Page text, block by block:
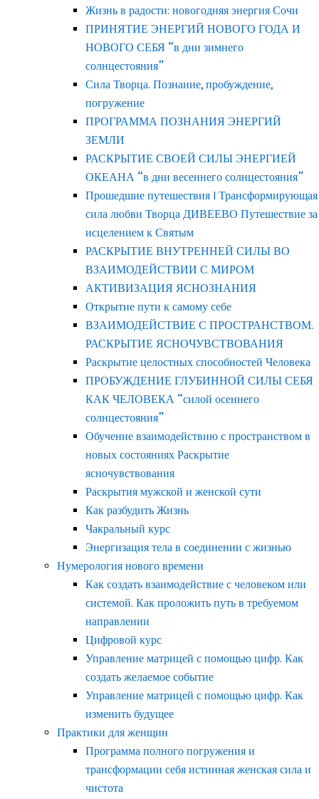
Жизнь в радости: новогодняя энергия Сочи
ПРИНЯТИЕ ЭНЕРГИЙ НОВОГО ГОДА И
НОВОГО СЕБЯ “в дни зимнего
солнцестояния”
Сила Творца. Познание, пробуждение,
погружение
ПРОГРАММА ПОЗНАНИЯ ЭНЕРГИЙ
ЗЕМЛИ
РАСКРЫТИЕ СВОЕЙ СИЛЫ ЭНЕРГИЕЙ
ОКЕАНА “в дни весеннего солнцестояния”
Прошедшие путешествия | Трансформирующая
сила любви Творца ДИВЕЕВО Путешествие за
исцелением к Святым
РАСКРЫТИЕ ВНУТРЕННЕЙ СИЛЫ ВО
ВЗАИМОДЕЙСТВИИ С МИРОМ
АКТИВИЗАЦИЯ ЯСНОЗНАНИЯ
Открытие пути к самому себе
ВЗАИМОДЕЙСТВИЕ С ПРОСТРАНСТВОМ.
РАСКРЫТИЕ ЯСНОЧУВСТВОВАНИЯ
Раскрытие целостных способностей Человека
ПРОБУЖДЕНИЕ ГЛУБИННОЙ СИЛЫ СЕБЯ
КАК ЧЕЛОВЕКА “силой осеннего
солнцестояния”
Обучение взаимодействию с пространством в
новых состояниях Раскрытие
ясночувствования
Раскрытия мужской и женской сути
Как разбудить Жизнь
Чакральный курс
Энергизация тела в соединении с жизнью
Нумерология нового времени
Как создать взаимодействие с человеком или
системой. Как проложить путь в требуемом
направлении
Цифровой курс
Управление матрицей с помощью цифр. Как
создать желаемое событие
Управление матрицей с помощью цифр. Как
изменить будущее
Практики для женщин
Программа полного погружения и
трансформации себя истинная женская сила и
чистота